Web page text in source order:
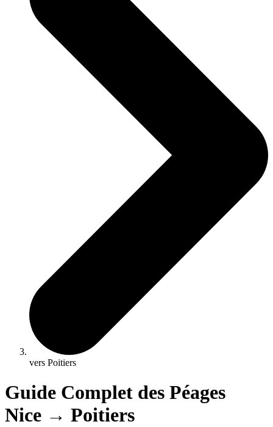
vers Poitiers
Guide Complet des Péages
Nice → Poitiers